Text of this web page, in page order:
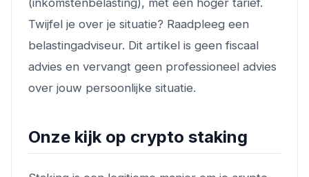
(inkomstenbelasting), met een hoger tarief.
Twijfel je over je situatie? Raadpleeg een
belastingadviseur. Dit artikel is geen fiscaal
advies en vervangt geen professioneel advies
over jouw persoonlijke situatie.
Onze kijk op crypto staking